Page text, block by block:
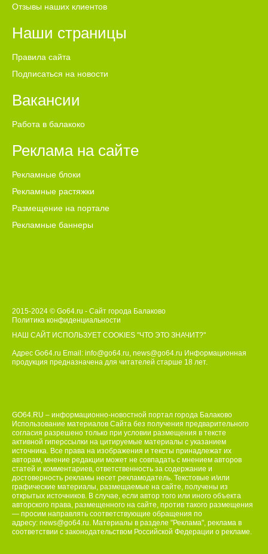
Отзывы наших клиентов
Наши страницы
Правила сайта
Подписаться на новости
Вакансии
Работа в балакоко
Реклама на сайте
Рекламные блоки
Рекламные растяжки
Размещение на портале
Рекламные баннеры
2015-2024 © Go64.ru - Сайт города Балаково
Политика конфиденциальности
НАШ САЙТ ИСПОЛЬЗУЕТ COOKIES "ЧТО ЭТО ЗНАЧИТ?"
Адрес Go64.ru Email: info@go64.ru, news@go64.ru Информационная
продукция предназначена для читателей старше 18 лет.
GO64.RU – информационно-новостной портал города Балаково
Использование материалов Сайта без получения предварительного
согласия разрешено только при условии размещения в тексте
активной гиперссылки на цитируемые материалы с указанием
источника. Все права на изображения и тексты принадлежат их
авторам, мнение редакции может не совпадать с мнением авторов
статей и комментариев, ответственность за содержание и
достоверность рекламы несет рекламодатель. Текстовые и/или
графические материалы, размещаемые на сайте, получены из
открытых источников. В случае, если автор того или иного объекта
авторского права, размещенного на сайте, против такого размещения
— просим направлять соответствующие обращения по
адресу: news@go64.ru. Материалы в разделе "Реклама", реклама в
соответствии с законодательством Российской Федерации о рекламе.